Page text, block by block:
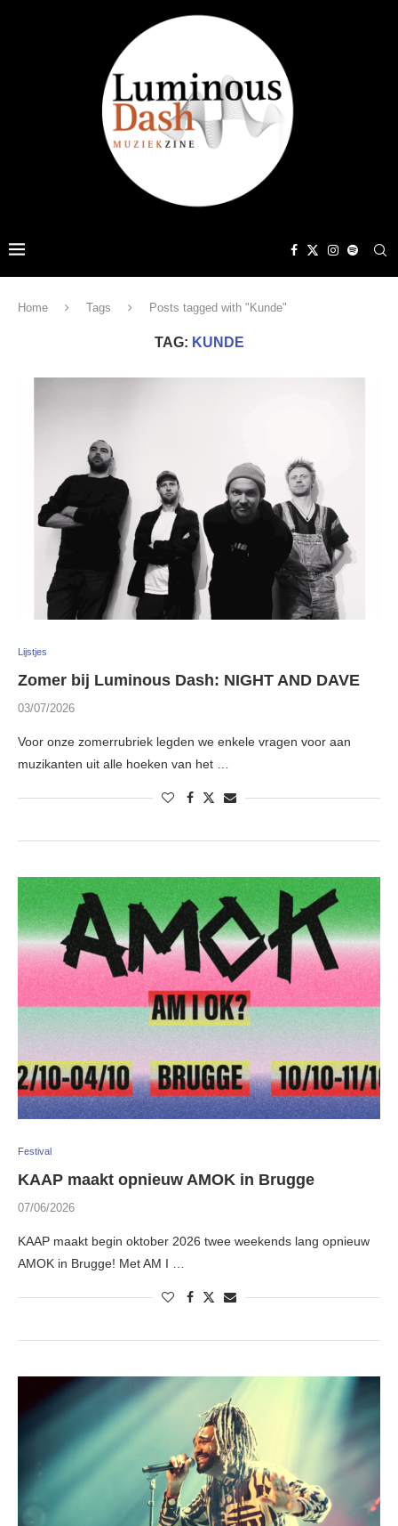
Home Tags Posts tagged with "Kunde"
TAG: KUNDE
Lijstjes
Zomer bij Luminous Dash: NIGHT AND DAVE
03/07/2026
Voor onze zomerrubriek legden we enkele vragen voor aan
muzikanten uit alle hoeken van het …
Festival
KAAP maakt opnieuw AMOK in Brugge
07/06/2026
KAAP maakt begin oktober 2026 twee weekends lang opnieuw
AMOK in Brugge! Met AM I …